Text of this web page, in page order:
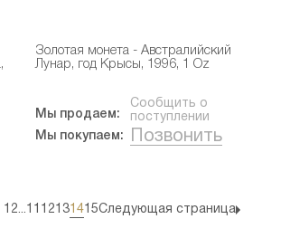
Золотая монета - Австралийский
Лунар, год Крысы, 1996, 1 Oz
Мы продаем:
Сообщить о
поступлении
Мы покупаем:
Позвонить
1 2...11 12131415Следующая страница